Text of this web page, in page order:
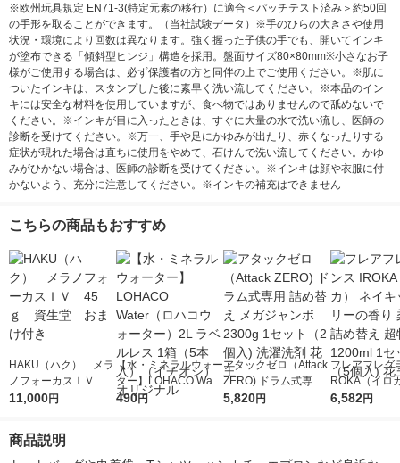
※欧州玩具規定 EN71-3(特定元素の移行）に適合＜パッチテスト済み＞約50回
の手形を取ることができます。（当社試験データ）※手のひらの大きさや使用
状況・環境により回数は異なります。強く握った子供の手でも、開いてインキ
が塗布できる「傾斜型ヒンジ」構造を採用。盤面サイズ80×80mm※小さなお子
様がご使用する場合は、必ず保護者の方と同伴の上でご使用ください。※肌に
ついたインキは、スタンプした後に素早く洗い流してください。※本品のイン
キには安全な材料を使用していますが、食べ物ではありませんので舐めないで
ください。※インキが目に入ったときは、すぐに大量の水で洗い流し、医師の
診断を受けてください。※万一、手や足にかゆみが出たり、赤くなったりする
症状が現れた場合は直ちに使用をやめて、石けんで洗い流してください。かゆ
みがひかない場合は、医師の診断を受けてください。※インキは顔や衣服に付
かないよう、充分に注意してください。※インキの補充はできません
こちらの商品もおすすめ
HAKU（ハク） メラ
ノフォーカスＩＶ 4
5ｇ 資生堂 おまけ
11,000円
【水・ミネラルウォー
ター】LOHACO Wate
r（ロハコウォータ
490円
アタックゼロ（Attack
ZERO) ドラム式専用
詰め替え メガジャン
5,820円
フレアフレグ
ROKA（イロ
イキッドリリ
6,582円
商品説明